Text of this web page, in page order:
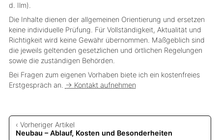
d. Ilm).
Die Inhalte dienen der allgemeinen Orientierung und ersetzen
keine individuelle Prüfung. Für Vollständigkeit, Aktualität und
Richtigkeit wird keine Gewähr übernommen. Maßgeblich sind
die jeweils geltenden gesetzlichen und örtlichen Regelungen
sowie die zuständigen Behörden.
Bei Fragen zum eigenen Vorhaben biete ich ein kostenfreies
Erstgespräch an. → Kontakt aufnehmen
‹ Vorheriger Artikel
Neubau – Ablauf, Kosten und Besonderheiten